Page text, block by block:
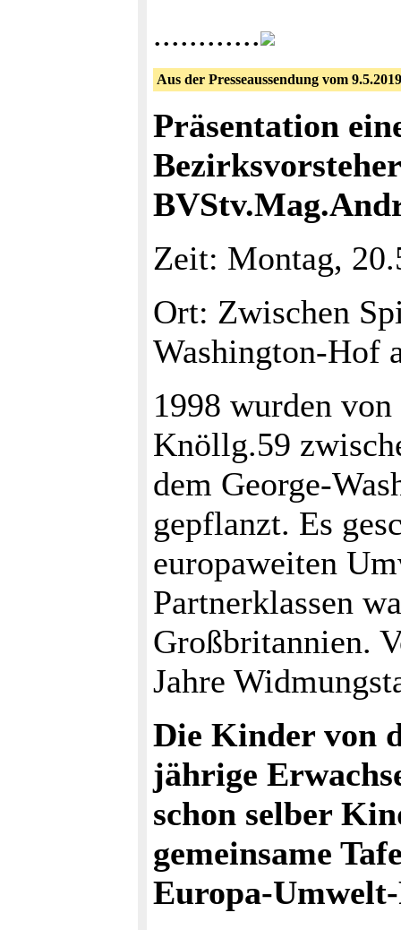
............
Aus der Presseaussendung vom 9.5.2019
Präsentation
Zeit: Montag,
Ort: Zwischen
Washington-Hof
1998 wurden
Knöllg.59
dem George-
gepflanzt. Es
europaweiten
Partnerklassen
Großbritannien.
Jahre
Die Kinder von
jährige
schon selber
gemeinsame
Europa-